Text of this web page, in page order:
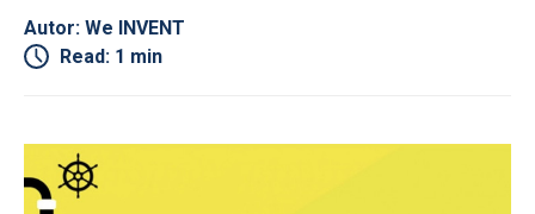
Autor: We INVENT
Read: 1 min